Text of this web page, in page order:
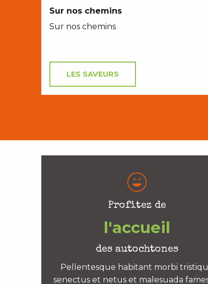
Sur nos chemins
Sur nos chemins
LES SAVEURS
Profitez de
l'accueil
des autochtones
Pellentesque habitant morbi
senectus et netus et malesuada